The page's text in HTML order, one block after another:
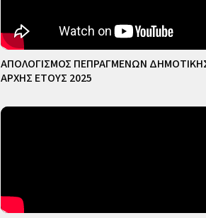
ΑΠΟΛΟΓΙΣΜΟΣ ΠΕΠΡΑΓΜΕΝΩΝ
ΑΡΧΗΣ ΕΤΟΥΣ 2025